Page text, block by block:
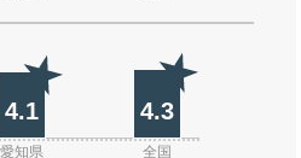
4.1 4.3
愛知県 全国